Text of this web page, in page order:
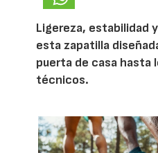
Ligereza, estabilidad
esta zapatilla
puerta de casa hasta
técnicos.